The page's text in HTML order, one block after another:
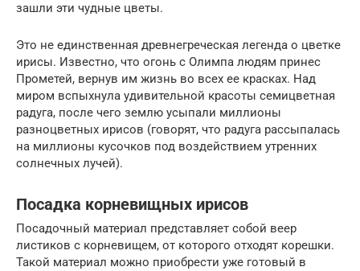
зашли эти чудные цветы.
Это не единственная древнегреческая легенда о цветке
ирисы. Известно, что огонь с Олимпа людям принес
Прометей, вернув им жизнь во всех ее красках. Над
миром вспыхнула удивительной красоты семицветная
радуга, после чего землю усыпали миллионы
разноцветных ирисов (говорят, что радуга рассыпалась
на миллионы кусочков под воздействием утренних
солнечных лучей).
Посадка корневищных ирисов
Посадочный материал представляет собой веер
листиков с корневищем, от которого отходят корешки.
Такой материал можно приобрести уже готовый в